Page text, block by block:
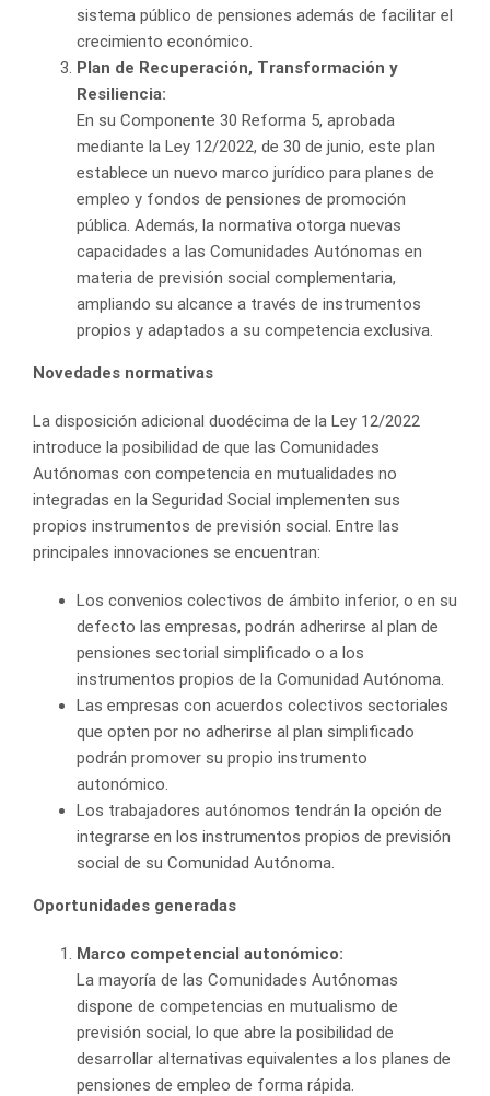
sistema público de pensiones además de facilitar el
crecimiento económico.
Plan de Recuperación, Transformación y
Resiliencia:
En su Componente 30 Reforma 5, aprobada
mediante la Ley 12/2022, de 30 de junio, este plan
establece un nuevo marco jurídico para planes de
empleo y fondos de pensiones de promoción
pública. Además, la normativa otorga nuevas
capacidades a las Comunidades Autónomas en
materia de previsión social complementaria,
ampliando su alcance a través de instrumentos
propios y adaptados a su competencia exclusiva.
Novedades normativas
La disposición adicional duodécima de la Ley 12/2022
introduce la posibilidad de que las Comunidades
Autónomas con competencia en mutualidades no
integradas en la Seguridad Social implementen sus
propios instrumentos de previsión social. Entre las
principales innovaciones se encuentran:
Los convenios colectivos de ámbito inferior, o en su
defecto las empresas, podrán adherirse al plan de
pensiones sectorial simplificado o a los
instrumentos propios de la Comunidad Autónoma.
Las empresas con acuerdos colectivos sectoriales
que opten por no adherirse al plan simplificado
podrán promover su propio instrumento
autonómico.
Los trabajadores autónomos tendrán la opción de
integrarse en los instrumentos propios de previsión
social de su Comunidad Autónoma.
Oportunidades generadas
Marco competencial autonómico:
La mayoría de las Comunidades Autónomas
dispone de competencias en mutualismo de
previsión social, lo que abre la posibilidad de
desarrollar alternativas equivalentes a los planes de
pensiones de empleo de forma rápida.